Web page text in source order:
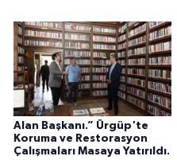
Alan Başkanı.” Ürgüp'te
Koruma ve Restorasyon
Çalışmaları Masaya Yatırıldı.